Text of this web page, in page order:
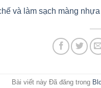
và làm sạch màng
Bài viết này Đã đăng trong